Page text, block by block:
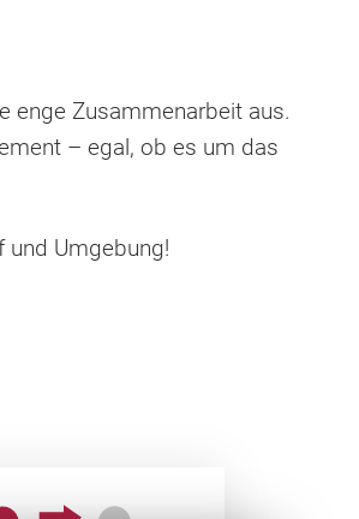
enge Zusammenarbeit aus.
– egal, ob es um das
und Umgebung!